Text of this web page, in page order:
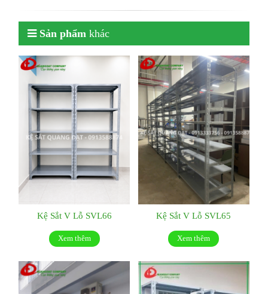
Sản phẩm khác
Kệ Sắt V Lỗ SVL66
Xem thêm
Kệ Sắt V Lỗ SVL65
Xem thêm